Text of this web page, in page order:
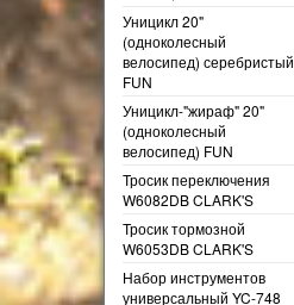
Уницикл 20"
(одноколесный
велосипед) серебристый
FUN
Уницикл-"жираф" 20"
(одноколесный
велосипед) FUN
Тросик переключения
W6082DB CLARK'S
Тросик тормозной
W6053DB CLARK'S
Набор инструментов
универсальный YC-748